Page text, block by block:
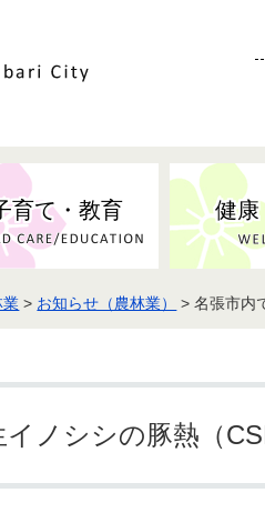
育て・教育 健康
業 > お知らせ（農林業） > 名張市内
ノシシの豚熱（